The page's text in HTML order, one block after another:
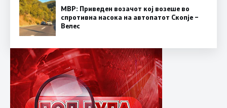
МВР: Приведен возачот кој возеше во
спротивна насока на автопатот Скопје –
Велес